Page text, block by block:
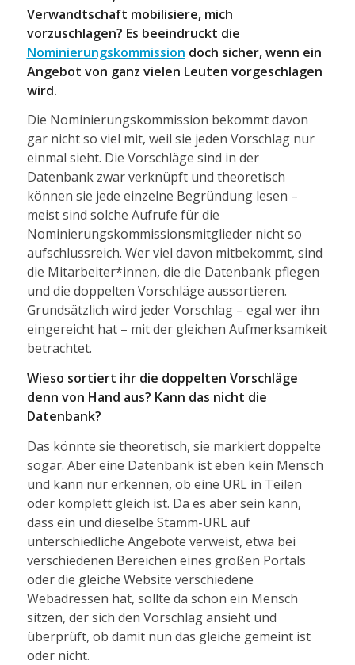
Verwandtschaft mobilisiere, mich
vorzuschlagen? Es beeindruckt die
Nominierungskommission doch sicher, wenn ein
Angebot von ganz vielen Leuten vorgeschlagen
wird.
Die Nominierungskommission bekommt davon
gar nicht so viel mit, weil sie jeden Vorschlag nur
einmal sieht. Die Vorschläge sind in der
Datenbank zwar verknüpft und theoretisch
können sie jede einzelne Begründung lesen –
meist sind solche Aufrufe für die
Nominierungskommissionsmitglieder nicht so
aufschlussreich. Wer viel davon mitbekommt, sind
die Mitarbeiter*innen, die die Datenbank pflegen
und die doppelten Vorschläge aussortieren.
Grundsätzlich wird jeder Vorschlag – egal wer ihn
eingereicht hat – mit der gleichen Aufmerksamkeit
betrachtet.
Wieso sortiert ihr die doppelten Vorschläge
denn von Hand aus? Kann das nicht die
Datenbank?
Das könnte sie theoretisch, sie markiert doppelte
sogar. Aber eine Datenbank ist eben kein Mensch
und kann nur erkennen, ob eine URL in Teilen
oder komplett gleich ist. Da es aber sein kann,
dass ein und dieselbe Stamm-URL auf
unterschiedliche Angebote verweist, etwa bei
verschiedenen Bereichen eines großen Portals
oder die gleiche Website verschiedene
Webadressen hat, sollte da schon ein Mensch
sitzen, der sich den Vorschlag ansieht und
überprüft, ob damit nun das gleiche gemeint ist
oder nicht.